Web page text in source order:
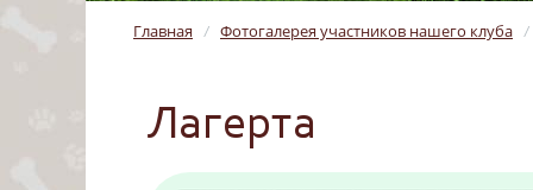
Главная / Фотогалерея участников нашего клуба /
Лагерта